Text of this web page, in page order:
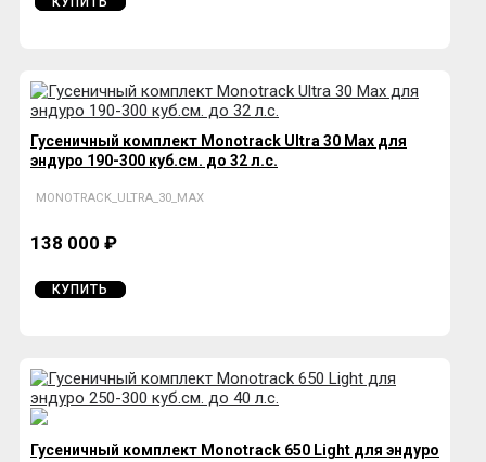
Гусеничный комплект Monotrack Ultra 30 Max для
эндуро 190-300 куб.см. до 32 л.с.
MONOTRACK_ULTRA_30_MAX
138 000 ₽
КУПИТЬ
Гусеничный комплект Monotrack 650 Light для эндуро